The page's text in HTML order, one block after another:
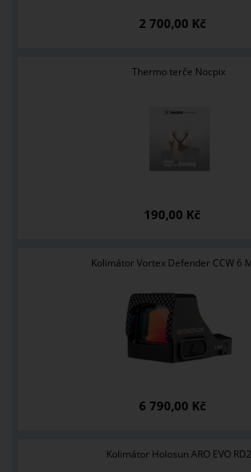
2 700,00 Kč
Thermo terče Nocpix
190,00 Kč
Kolimátor Vortex Defender CCW 6
6 790,00 Kč
Kolimátor Holosun ARO EVO RD2